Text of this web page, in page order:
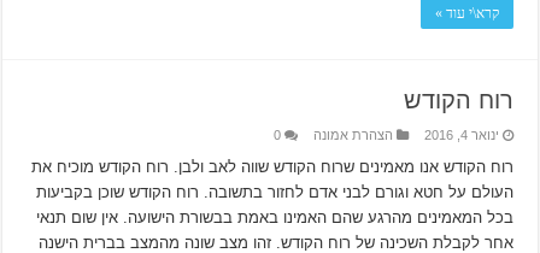
קרא\י עוד »
רוח הקודש
ינואר 4, 2016 הצהרת אמונה 0
רוח הקודש אנו מאמינים שרוח הקודש שווה לאב ולבן. רוח הקודש מוכיח את
העולם על חטא וגורם לבני אדם לחזור בתשובה. רוח הקודש שוכן בקביעות
בכל המאמינים מהרגע שהם האמינו באמת בבשורת הישועה. אין שום תנאי
אחר לקבלת השכינה של רוח הקודש. זהו מצב שונה מהמצב בברית הישנה